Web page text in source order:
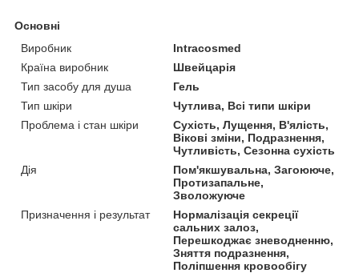
Основні
Виробник
Intracosmed
Країна виробник
Швейцарія
Тип засобу для душа
Гель
Тип шкіри
Чутлива, Всі типи шкіри
Проблема і стан шкіри
Сухість, Лущення, В'ялість,
Вікові зміни, Подразнення,
Чутливість, Сезонна сухість
Дія
Пом'якшувальна, Загоююче,
Протизапальне,
Зволожуюче
Призначення і результат
Нормалізація секреції
сальних залоз,
Перешкоджає зневодненню,
Зняття подразнення,
Поліпшення кровообігу